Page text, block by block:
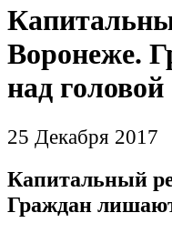
Воронеже.
над головой
25 Декабря 2017
Капитальный
Граждан